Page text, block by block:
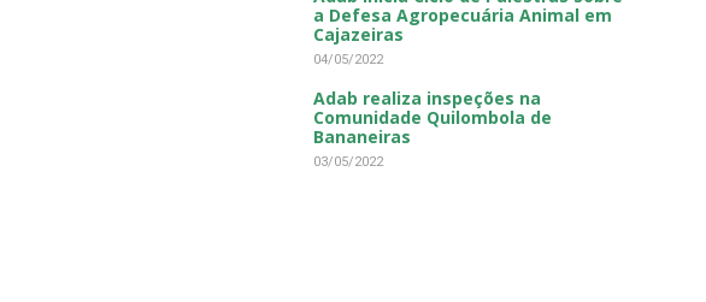
a Defesa Agropecuária Animal em
Cajazeiras
04/05/2022
Adab realiza inspeções na
Comunidade Quilombola de
Bananeiras
03/05/2022